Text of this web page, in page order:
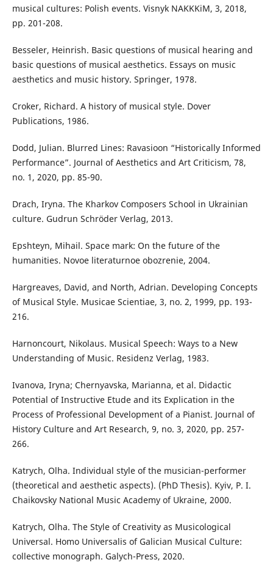
musical cultures: Polish events. Visnyk NAKKKiM, 3, 2018,
pp. 201-208.
Besseler, Heinrish. Basic questions of musical hearing and
basic questions of musical aesthetics. Essays on music
aesthetics and music history. Springer, 1978.
Croker, Richard. A history of musical style. Dover
Publications, 1986.
Dodd, Julian. Blurred Lines: Ravasioon “Historically Informed
Performance”. Journal of Aesthetics and Art Criticism, 78,
no. 1, 2020, pp. 85-90.
Drach, Iryna. The Kharkov Composers School in Ukrainian
culture. Gudrun Schröder Verlag, 2013.
Epshteyn, Mihail. Space mark: On the future of the
humanities. Novoe literaturnoe obozrenie, 2004.
Hargreaves, David, and North, Adrian. Developing Concepts
of Musical Style. Musicae Scientiae, 3, no. 2, 1999, pp. 193-
216.
Harnoncourt, Nikolaus. Musical Speech: Ways to a New
Understanding of Music. Residenz Verlag, 1983.
Ivanova, Iryna; Chernyavska, Marianna, et al. Didactic
Potential of Instructive Etude and its Explication in the
Process of Professional Development of a Pianist. Journal of
History Culture and Art Research, 9, no. 3, 2020, pp. 257-
266.
Katrych, Olha. Individual style of the musician-performer
(theoretical and aesthetic aspects). (PhD Thesis). Kyiv, P. I.
Chaikovsky National Music Academy of Ukraine, 2000.
Katrych, Olha. The Style of Creativity as Musicological
Universal. Homo Universalis of Galician Musical Culture:
collective monograph. Galych-Press, 2020.